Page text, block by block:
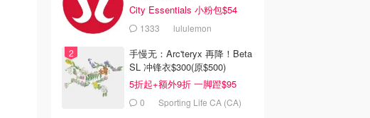
City Essentials 小粉包$54
1333 lululemon
手慢无：Arc'teryx 再降！Beta
SL 冲锋衣$300(原$500)
5折起+额外9折 一脚蹬$95
0 Sporting Life CA (CA)